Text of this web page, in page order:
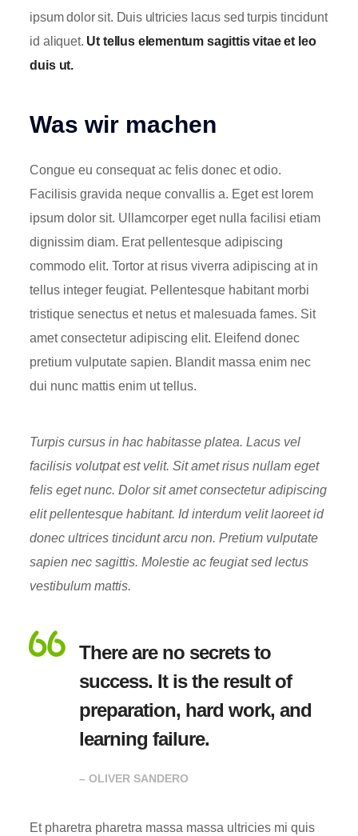
ipsum dolor sit. Duis ultricies lacus sed turpis tincidunt
id aliquet. Ut tellus elementum sagittis vitae et leo
duis ut.
Was wir machen
Congue eu consequat ac felis donec et odio.
Facilisis gravida neque convallis a. Eget est lorem
ipsum dolor sit. Ullamcorper eget nulla facilisi etiam
dignissim diam. Erat pellentesque adipiscing
commodo elit. Tortor at risus viverra adipiscing at in
tellus integer feugiat. Pellentesque habitant morbi
tristique senectus et netus et malesuada fames. Sit
amet consectetur adipiscing elit. Eleifend donec
pretium vulputate sapien. Blandit massa enim nec
dui nunc mattis enim ut tellus.
Turpis cursus in hac habitasse platea. Lacus vel
facilisis volutpat est velit. Sit amet risus nullam eget
felis eget nunc. Dolor sit amet consectetur adipiscing
elit pellentesque habitant. Id interdum velit laoreet id
donec ultrices tincidunt arcu non. Pretium vulputate
sapien nec sagittis. Molestie ac feugiat sed lectus
vestibulum mattis.
There are no secrets to
success. It is the result of
preparation, hard work, and
learning failure.
– OLIVER SANDERO
Et pharetra pharetra massa massa ultricies mi quis